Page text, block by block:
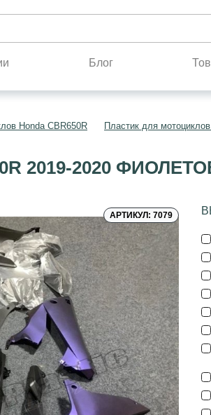
Блог
Honda CBR650R Пластик для
2019-2020
АРТИКУЛ: 7079